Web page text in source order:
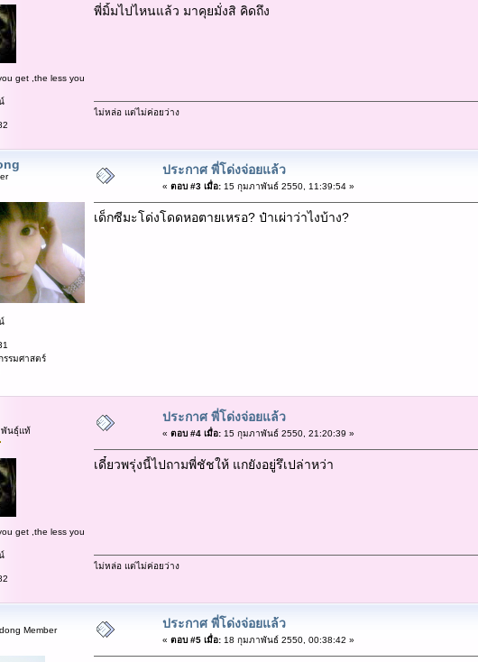
get ,the less you
พี่มิ้มไปไหนแล้ว มาคุยมั่งสิ คิดถึง
ไม่หล่อ แต่ไม่ค่อยว่าง
รมศาสตร์
ประกาศ พี่โด่งจ่อยแล้ว
« ตอบ #3 เมื่อ:15 กุมภาพันธ์ 2550, 11:39:54 »
เด็กซีมะโด่งโดดหอตายเหรอ? ป๋าเผ่าว่าไงบ้าง?
พันธุ์แท้
get ,the less you
ประกาศ พี่โด่งจ่อยแล้ว
« ตอบ #4 เมื่อ:15 กุมภาพันธ์ 2550, 21:20:39 »
เดี๋ยวพรุ่งนี้ไปถามพี่ชัชให้ แกยังอยู่รึเปล่าหว่า
ไม่หล่อ แต่ไม่ค่อยว่าง
Member ประกาศ พี่โด่งจ่อยแล้ว
« ตอบ #5 เมื่อ:18 กุมภาพันธ์ 2550, 00:38:42 »